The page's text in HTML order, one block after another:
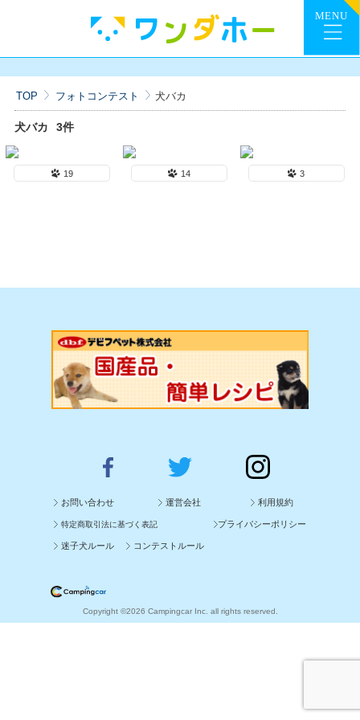
TOP フォトコンテスト 犬バカ
犬バカ 3件
19 14 3
お問い合わせ 運営会社 利用規約
特定商取引法に基づく表記 プライバシーポリシー
迷子犬ルール コンテストルール
Copyright ©2026 Campingcar Inc. all rights reserved.